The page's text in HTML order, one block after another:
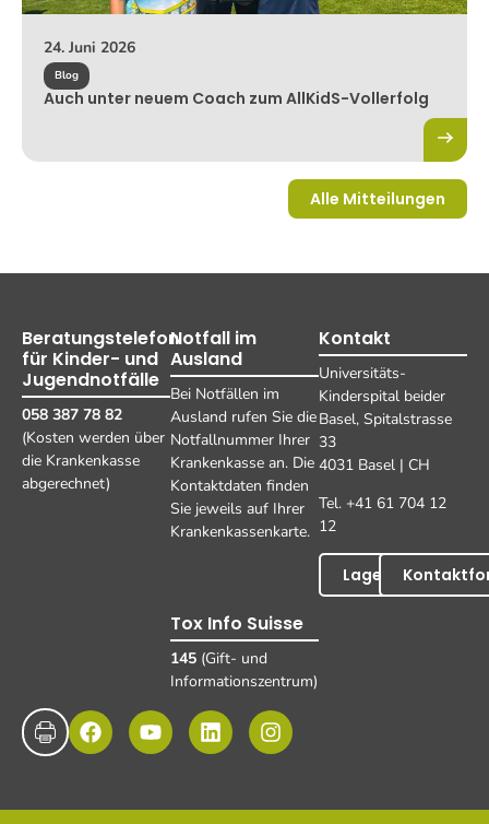
24. Juni 2026
Blog
Auch unter neuem Coach zum AllKidS-Vollerfolg
Alle Mitteilungen
Beratungstelefon
für Kinder- und
Jugendnotfälle
058 387 78 82
(Kosten werden über
die Krankenkasse
abgerechnet)
Notfall im
Ausland
Bei Notfällen im
Ausland rufen Sie die
Notfallnummer Ihrer
Krankenkasse an. Die
Kontaktdaten finden
Sie jeweils auf Ihrer
Krankenkassenkarte.
Tox Info Suisse
145 (Gift- und
Informationszentrum)
Kontakt
Universitäts-
Kinderspital beider
Basel, Spitalstrasse
33
4031 Basel | CH
Tel. +41 61 704 12
12
Lageplan